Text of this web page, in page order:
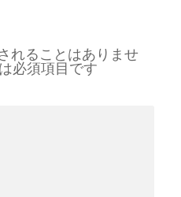
れることはありませ
必須項目です